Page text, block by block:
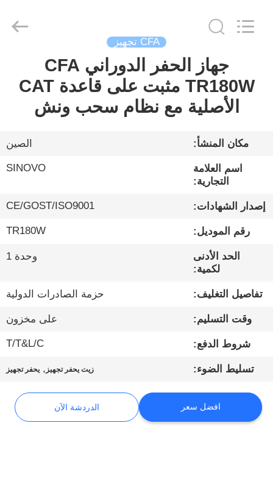
الصفحة
الرئيسية
عرض
الافتراضي
معلومات
جولة
في
المعمل
الجودة
Sinovo
Heavy
CFA تجهيز
جهاز الحفر الدوراني CFA
TR180W مثبت على قاعدة CAT
الأصلية مع نظام سحب ونش
مكان المنشأ: الصين
اسم العلامة
التجارية:
SINOVO
إصدار الشهادات: CE/GOST/ISO9001
رقم الموديل: TR180W
الحد الأدنى
لكمية:
وحدة 1
تفاصيل التغليف: حزمة الصادرات الدولية
وقت التسليم: على مخزون
شروط الدفع: T/T&L/C
تسليط الضوء: زيت يحفر تجهيز , يحفر تجهيز
افضل سعر الدردشة الآن